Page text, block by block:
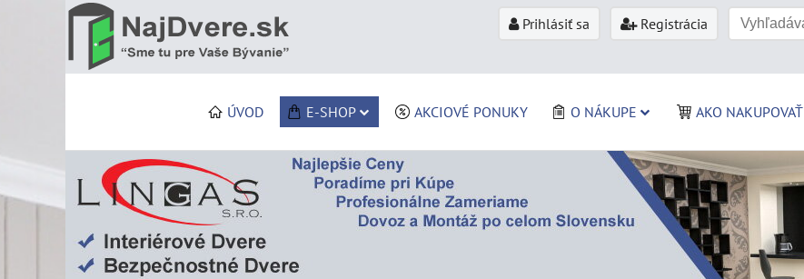
Prihlásiť sa Registrácia
ÚVOD E-SHOP AKCIOVÉ PONUKY O NÁKUPE AKO NAKUPOVAŤ